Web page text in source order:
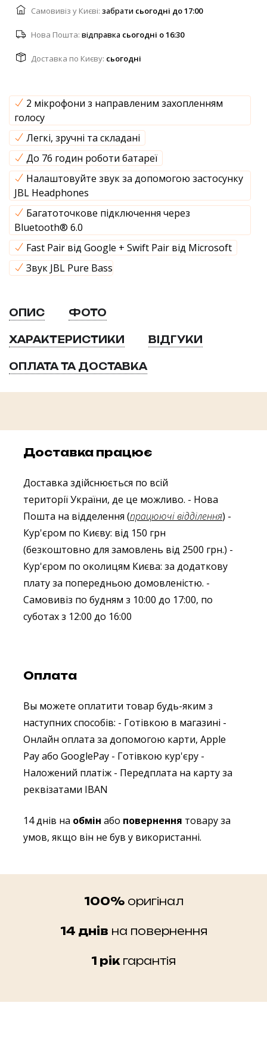
Самовивіз у Києві: забрати cьогодні до 17:00
Нова Пошта: відправка cьогодні о 16:30
Доставка по Києву: cьогодні
2 мікрофони з направленим захопленням
голосу
Легкі, зручні та складані
До 76 годин роботи батареї
Налаштовуйте звук за допомогою застосунку
JBL Headphones
Багатоточкове підключення через
Bluetooth® 6.0
Fast Pair від Google + Swift Pair від Microsoft
Звук JBL Pure Bass
ОПИС ФОТО
ХАРАКТЕРИСТИКИ ВІДГУКИ
ОПЛАТА ТА ДОСТАВКА
Доставка працює
Доставка здійснюється по всій
території України, де це можливо. - Нова
Пошта на відделення (працюючі відділення) -
Кур'єром по Києву: від 150 грн
(безкоштовно для замовлень від 2500 грн.) -
Кур'єром по околицям Києва: за додаткову
плату за попередньою домовленістю. -
Самовивіз по будням з 10:00 до 17:00, по
суботах з 12:00 до 16:00
Оплата
Вы можете оплатити товар будь-яким з
наступних способів: - Готівкою в магазині -
Онлайн оплата за допомогою карти, Apple
Pay або GooglePay - Готівкою кур'єру -
Наложений платіж - Передплата на карту за
реквізатами IBAN
14 днів на обмін або повернення товару за
умов, якщо він не був у використанні.
100%оригінал
14 днів на повернення
1 рік гарантія